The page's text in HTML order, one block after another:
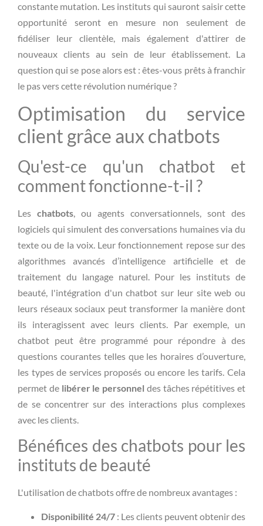
constante mutation. Les instituts qui sauront saisir cette
opportunité seront en mesure non seulement de
fidéliser leur clientèle, mais également d'attirer de
nouveaux clients au sein de leur établissement. La
question qui se pose alors est : êtes-vous prêts à franchir
le pas vers cette révolution numérique ?
Optimisation du service
client grâce aux chatbots
Qu'est-ce qu'un chatbot et
comment fonctionne-t-il ?
Les chatbots , ou agents conversationnels, sont des
logiciels qui simulent des conversations humaines via du
texte ou de la voix. Leur fonctionnement repose sur des
algorithmes avancés d’intelligence artificielle et de
traitement du langage naturel. Pour les instituts de
beauté, l'intégration d'un chatbot sur leur site web ou
leurs réseaux sociaux peut transformer la manière dont
ils interagissent avec leurs clients. Par exemple, un
chatbot peut être programmé pour répondre à des
questions courantes telles que les horaires d’ouverture,
les types de services proposés ou encore les tarifs. Cela
permet de libérer le personnel des tâches répétitives et
de se concentrer sur des interactions plus complexes
avec les clients.
Bénéfices des chatbots pour les
instituts de beauté
L'utilisation de chatbots offre de nombreux avantages :
Disponibilité 24/7 : Les clients peuvent obtenir des